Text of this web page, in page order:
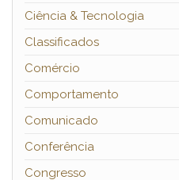
Ciência & Tecnologia
Classificados
Comércio
Comportamento
Comunicado
Conferência
Congresso